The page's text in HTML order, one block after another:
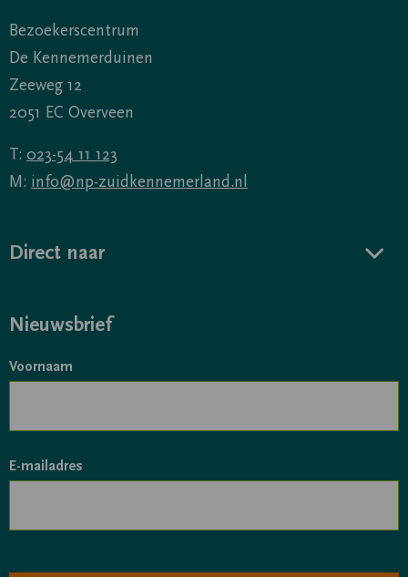
Bezoekerscentrum
De Kennemerduinen
Zeeweg 12
2051 EC Overveen
T: 023-54 11 123
M: info@np-zuidkennemerland.nl
Direct naar
Nieuwsbrief
Voornaam
E-mailadres